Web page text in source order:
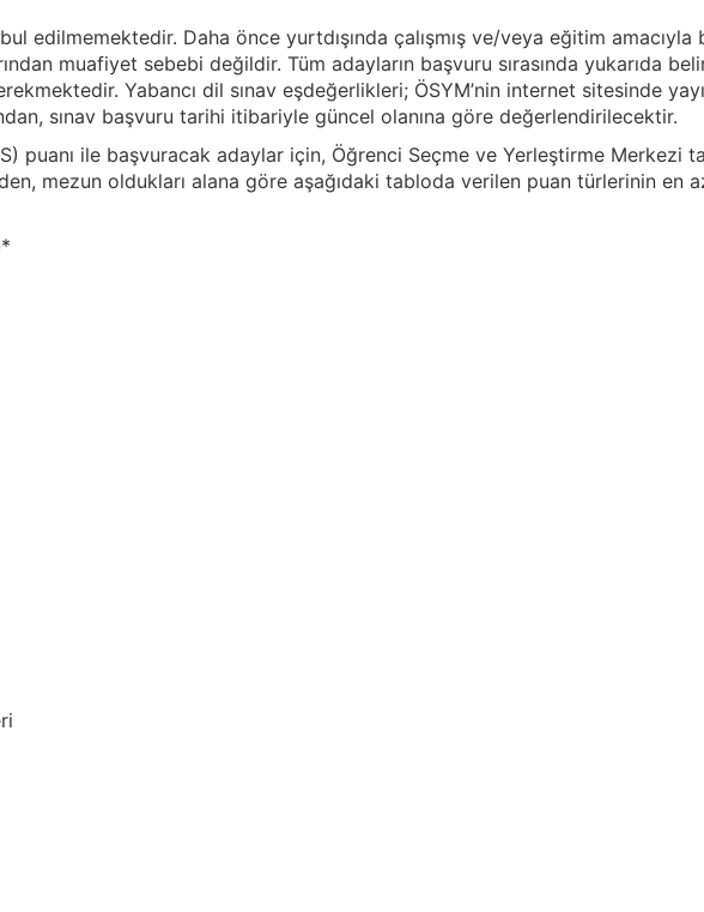
edilmemektedir. Daha önce yurtdışında çalışmış ve/veya eğitim amacıyla
muafiyet sebebi değildir. Tüm adayların başvuru sırasında yukarıda
Yabancı dil sınav eşdeğerlikleri; ÖSYM’nin internet sitesinde
sınav başvuru tarihi itibariyle güncel olanına göre değerlendirilecektir.
puanı ile başvuracak adaylar için, Öğrenci Seçme ve Yerleştirme Merkezi
mezun oldukları alana göre aşağıdaki tabloda verilen puan türlerinin en